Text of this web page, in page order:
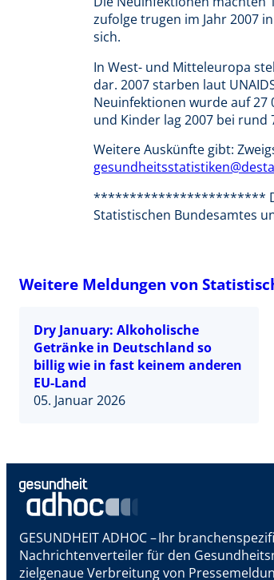
zufolge trugen im Jahr 2007
sich.
In West- und Mitteleuropa
dar. 2007 starben laut
Neuinfektionen wurde auf 27
und Kinder lag 2007 bei rund
Weitere Auskünfte gibt:
************************ Die
Statistischen Bundesamtes
Weitere Meldungen von
Dry January: Alkoholische
Getränke in Deutschland so
billig wie in fast keinem anderen
EU-Land
05. Januar 2026
GESUNDHEIT ADHOC – Ihr
Nachrichtenverteiler für den
zielgenaue Verbreitung von